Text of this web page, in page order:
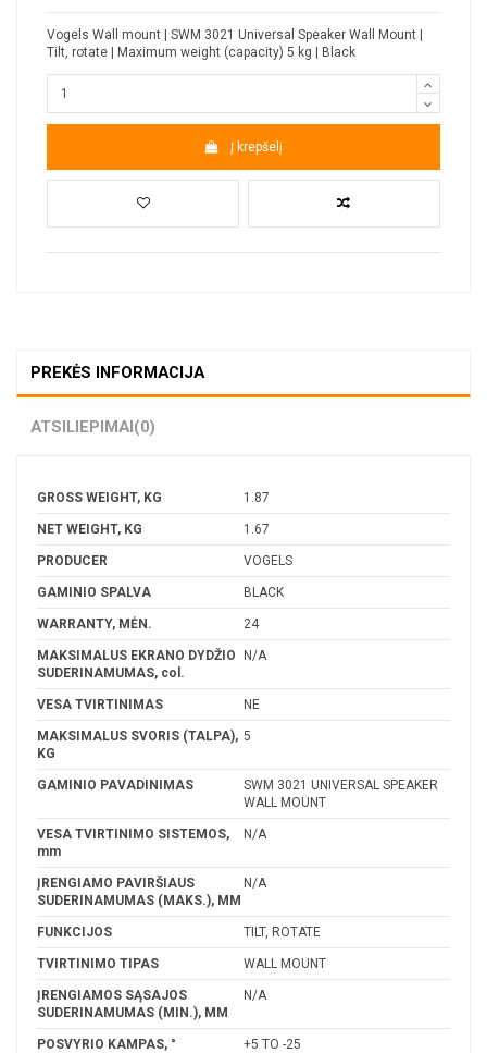
Vogels Wall mount | SWM 3021 Universal Speaker Wall Mount |
Tilt, rotate | Maximum weight (capacity) 5 kg | Black
Į krepšelį
PREKĖS INFORMACIJA
ATSILIEPIMAI(0)
GROSS WEIGHT, KG 1.87
NET WEIGHT, KG 1.67
PRODUCER VOGELS
GAMINIO SPALVA BLACK
WARRANTY, MĖN. 24
MAKSIMALUS EKRANO DYDŽIO
SUDERINAMUMAS, col.
N/A
VESA TVIRTINIMAS NE
MAKSIMALUS SVORIS (TALPA),
KG
5
GAMINIO PAVADINIMAS
SWM 3021 UNIVERSAL SPEAKER
WALL MOUNT
VESA TVIRTINIMO SISTEMOS,
mm
N/A
ĮRENGIAMO PAVIRŠIAUS
SUDERINAMUMAS (MAKS.), MM
N/A
FUNKCIJOS TILT, ROTATE
TVIRTINIMO TIPAS WALL MOUNT
ĮRENGIAMOS SĄSAJOS
SUDERINAMUMAS (MIN.), MM
N/A
POSVYRIO KAMPAS, ° +5 TO -25